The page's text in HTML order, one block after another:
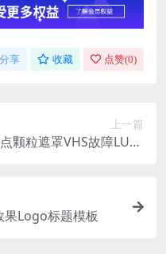
分享 收藏 点赞(0)
上一篇
颗粒遮罩VHS故障LUTS
果Logo标题模板